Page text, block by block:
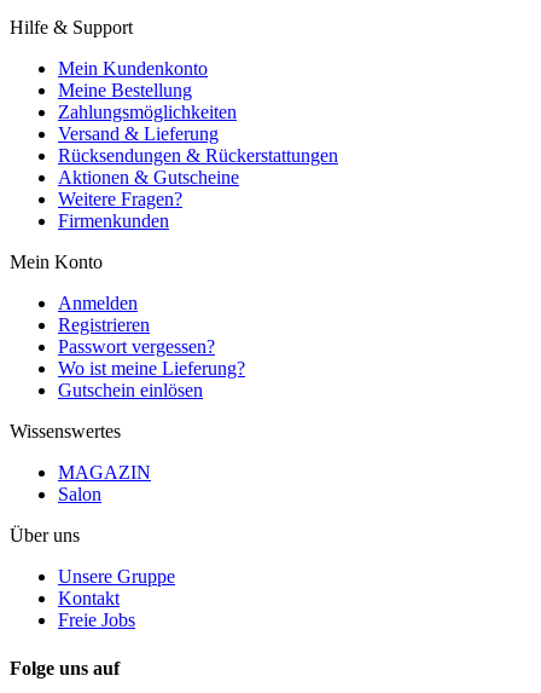
Hilfe & Support
Mein Kundenkonto
Meine Bestellung
Zahlungsmöglichkeiten
Versand & Lieferung
Rücksendungen & Rückerstattungen
Aktionen & Gutscheine
Weitere Fragen?
Firmenkunden
Mein Konto
Anmelden
Registrieren
Passwort vergessen?
Wo ist meine Lieferung?
Gutschein einlösen
Wissenswertes
MAGAZIN
Salon
Über uns
Unsere Gruppe
Kontakt
Freie Jobs
Folge uns auf